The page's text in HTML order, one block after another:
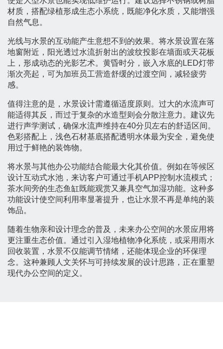
材质，搭配绿植形成生态小系统，既能净化水质，又能增强
自然气息。
光线与水景的互动能产生意想不到的效果。将水景设置在落
地窗附近，阳光透过水流折射出的波纹投影在墙面或天花板
上，形成动态的光影艺术。黄昏时分，嵌入水底的LED灯带
渐次亮起，可为加班员工营造舒缓的过渡空间，减轻疲劳
感。
值得注意的是，水景设计需遵循适度原则。过大的水流声可
能适得其反，而过于复杂的水造型则会分散注意力。建议先
进行声学测试，确保水流声维持在40分贝左右的舒适区间。
色彩搭配上，浅色石材基底搭配透明水体最为安全，避免使
用过于鲜艳的装饰物。
将水景与其他办公功能结合能最大化其价值。例如在等候区
设计互动式水池，来访客户可通过手机APP控制水流模式；
茶水间旁的生态鱼缸既能观赏又兼具空气加湿功能。这种多
功能设计使空间利用率显著提升，也让水景不再是单纯的装
饰品。
随着生物亲和设计理念的普及，未来办公空间的水景应用将
更注重生态价值。通过引入湿地植物净化系统，或采用雨水
回收装置，水景不仅能调节情绪，还能体现企业的环保理
念。这种兼顾人文关怀与可持续发展的设计思路，正在重塑
现代办公空间的定义。